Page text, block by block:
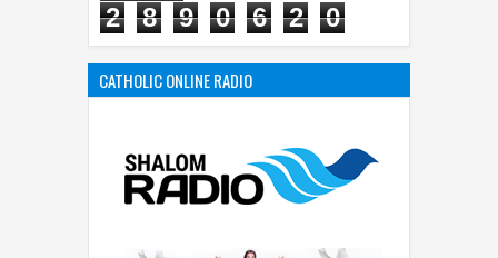
2 8 9 0 6 2 0
CATHOLIC ONLINE RADIO